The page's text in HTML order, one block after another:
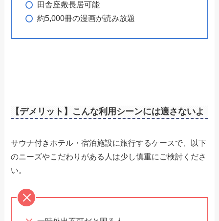
田舎座敷長居可能
約5,000冊の漫画が読み放題
【デメリット】こんな利用シーンには適さないよ
サウナ付きホテル・宿泊施設に旅行するケースで、以下
のニーズやこだわりがある人は少し慎重にご検討くださ
い。